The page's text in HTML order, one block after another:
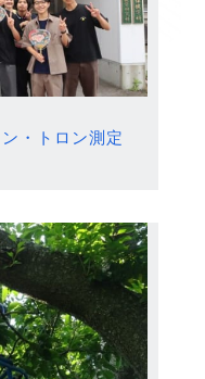
・トロン測定